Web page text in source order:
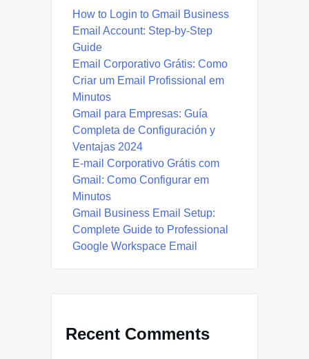
How to Login to Gmail Business
Email Account: Step-by-Step
Guide
Email Corporativo Grátis: Como
Criar um Email Profissional em
Minutos
Gmail para Empresas: Guía
Completa de Configuración y
Ventajas 2024
E-mail Corporativo Grátis com
Gmail: Como Configurar em
Minutos
Gmail Business Email Setup:
Complete Guide to Professional
Google Workspace Email
Recent Comments